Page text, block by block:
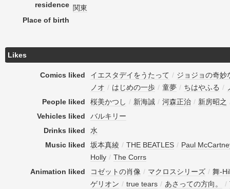
residence
Place of birth
関東
Likes
Comics liked イエスタデイをうたって / ジョジョの奇妙
ノオ / はじめの一歩 / 童夢 / ちはやふる /
People liked
桜美かつし / 新海誠 / 河森正治 / 新房昭之
Vehicles liked
バルキリー
Drinks liked
水
Music liked
坂本真綾 / THE BEATLES / Paul
Holly / The Corrs
Animation liked
コゼットの肖像 / マクロスシリーズ / 舞-
ゲリオン / true tears / あさっての方向。 /